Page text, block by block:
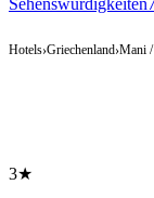
Sehenswürdigkeiten
Hotels›Griechenland›Mani
3★